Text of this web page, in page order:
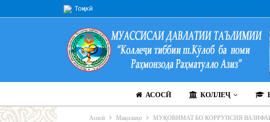
Тоҷикӣ
АСОСӢ КОЛЛЕҶ
Асосӣ Мақолаҳо МУҚОВИМАТ БО КОРРУПСИЯ